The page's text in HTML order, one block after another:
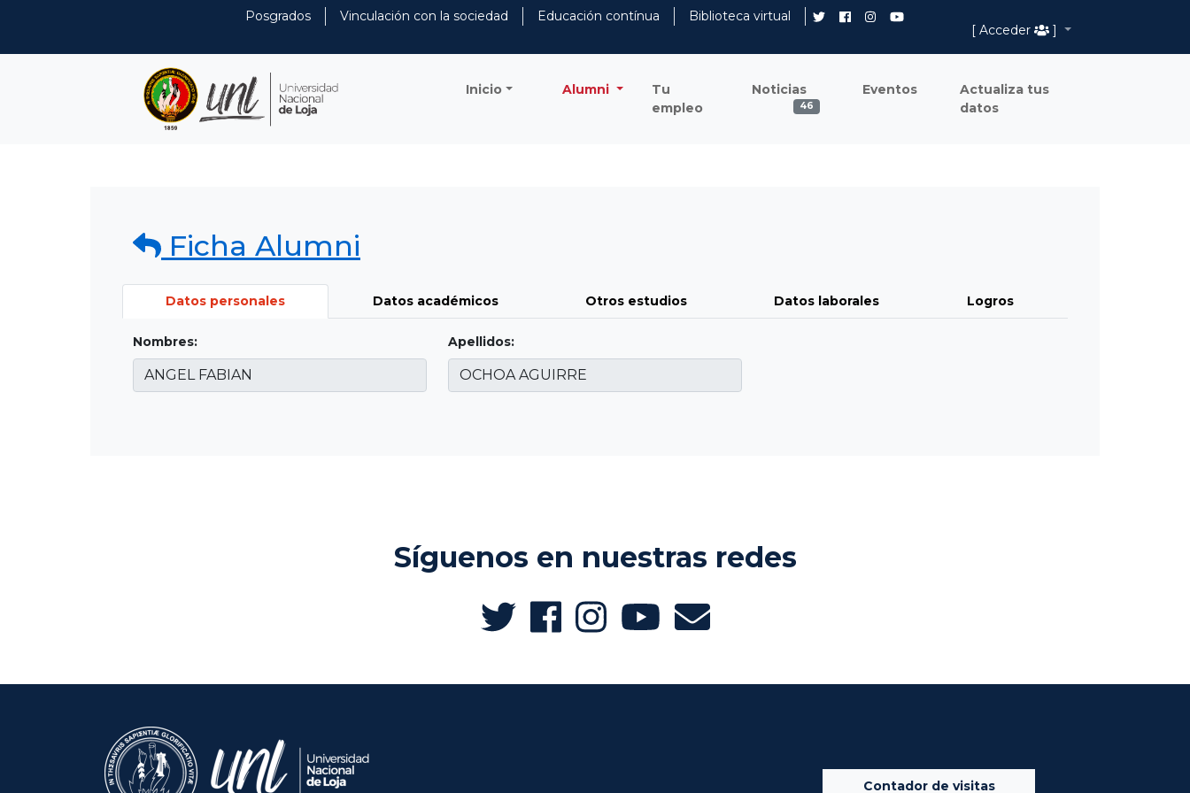
Posgrados Vinculación con la sociedad Educación contínua
Biblioteca virtual
[ Acceder
]
Inicio Alumni
Tu
empleo
Noticias
46
Eventos
Actualiza tus
datos
Ficha Alumni
Datos personales Datos académicos Otros estudios Datos laborales Logros
Nombres: Apellidos:
Síguenos en nuestras redes
Contador de visitas